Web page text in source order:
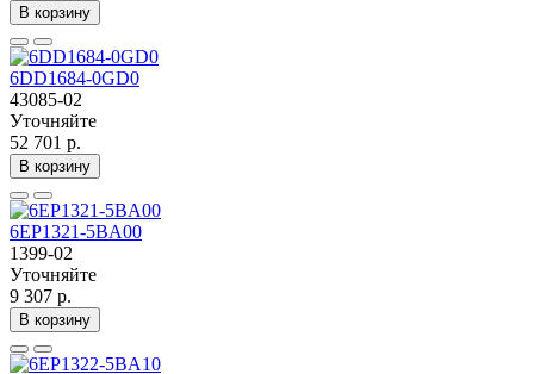
В корзину
6DD1684-0GD0
43085-02
Уточняйте
52 701 р.
В корзину
6EP1321-5BA00
1399-02
Уточняйте
9 307 р.
В корзину